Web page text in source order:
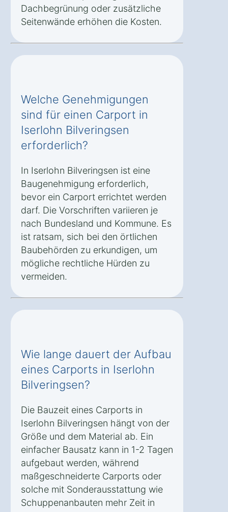
Dachbegrünung oder zusätzliche
Seitenwände erhöhen die Kosten.
Welche Genehmigungen
sind für einen Carport in
Iserlohn Bilveringsen
erforderlich?
In Iserlohn Bilveringsen ist eine
Baugenehmigung erforderlich,
bevor ein Carport errichtet werden
darf. Die Vorschriften variieren je
nach Bundesland und Kommune. Es
ist ratsam, sich bei den örtlichen
Baubehörden zu erkundigen, um
mögliche rechtliche Hürden zu
vermeiden.
Wie lange dauert der Aufbau
eines Carports in Iserlohn
Bilveringsen?
Die Bauzeit eines Carports in
Iserlohn Bilveringsen hängt von der
Größe und dem Material ab. Ein
einfacher Bausatz kann in 1-2 Tagen
aufgebaut werden, während
maßgeschneiderte Carports oder
solche mit Sonderausstattung wie
Schuppenanbauten mehr Zeit in